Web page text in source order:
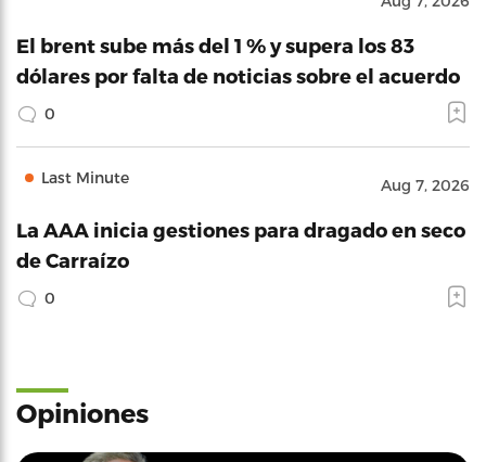
El brent sube más del 1 % y supera los 83
dólares por falta de noticias sobre el acuerdo
0
Last Minute Aug 7, 2026
La AAA inicia gestiones para dragado en seco
de Carraízo
0
Opiniones